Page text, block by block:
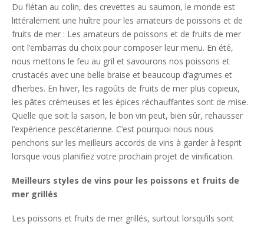
Du flétan au colin, des crevettes au saumon, le monde est
littéralement une huître pour les amateurs de poissons et de
fruits de mer : Les amateurs de poissons et de fruits de mer
ont l’embarras du choix pour composer leur menu. En été,
nous mettons le feu au gril et savourons nos poissons et
crustacés avec une belle braise et beaucoup d’agrumes et
d’herbes. En hiver, les ragoûts de fruits de mer plus copieux,
les pâtes crémeuses et les épices réchauffantes sont de mise.
Quelle que soit la saison, le bon vin peut, bien sûr, rehausser
l’expérience pescétarienne. C’est pourquoi nous nous
penchons sur les meilleurs accords de vins à garder à l’esprit
lorsque vous planifiez votre prochain projet de vinification.
Meilleurs styles de vins pour les poissons et fruits de
mer grillés
Les poissons et fruits de mer grillés, surtout lorsqu’ils sont